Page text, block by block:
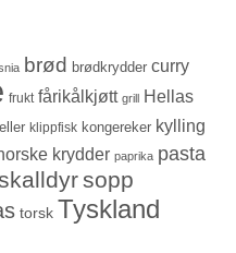
brød brødkrydder curry
frukt fårikålkjøtt grill Hellas
klippfisk kongereker kylling
krydder paprika pasta
sopp
torsk Tyskland